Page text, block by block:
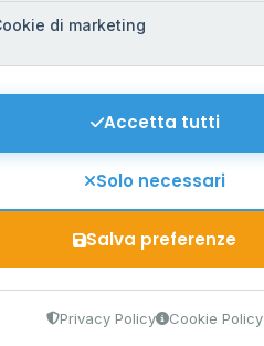
Cookie Policy
Mappa del sito
Contattaci
di marketing
Accetta tutti
Solo necessari
Salva preferenze
Privacy Policy Cookie Policy